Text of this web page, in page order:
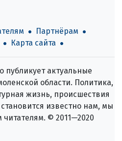
Партнёрам
Карта сайта
публикует актуальные
области. Политика,
жизнь, происшествия
известно нам, мы
© 2011—2020